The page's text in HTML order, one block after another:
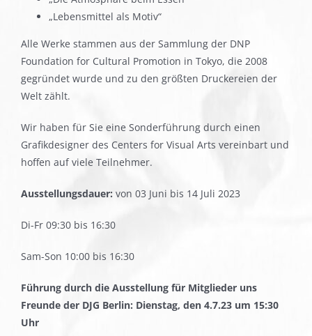
„Lebensmittel als Motiv“
Alle Werke stammen aus der Sammlung der DNP
Foundation for Cultural Promotion in Tokyo, die 2008
gegründet wurde und zu den größten Druckereien der
Welt zählt.
Wir haben für Sie eine Sonderführung durch einen
Grafikdesigner des Centers for Visual Arts vereinbart und
hoffen auf viele Teilnehmer.
Ausstellungsdauer: von 03 Juni bis 14 Juli 2023
Di-Fr 09:30 bis 16:30
Sam-Son 10:00 bis 16:30
Führung durch die Ausstellung für Mitglieder uns
Freunde der DJG Berlin: Dienstag, den 4.7.23 um 15:30
Uhr